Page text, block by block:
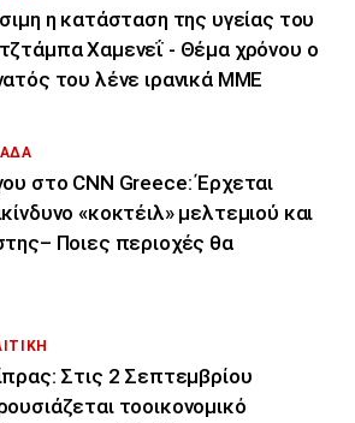
η κατάσταση της υγείας του
Χαμενεΐ - Θέμα χρόνου ο
του λένε ιρανικά ΜΜΕ
στο CNN Greece: Έρχεται
«κοκτέιλ» μελτεμιού και
Ποιες περιοχές θα
Στις 2 Σεπτεμβρίου
τοοικονομικό